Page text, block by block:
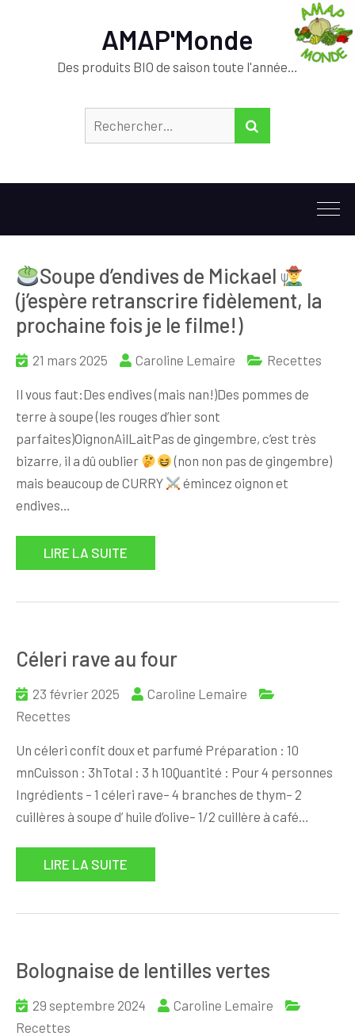
AMAP'Monde
Des produits BIO de saison toute l'année…
Soupe d’endives de Mickael
(j’espère retranscrire fidèlement, la
prochaine fois je le filme!)
21 mars 2025 Caroline Lemaire Recettes
Il vous faut:Des endives (mais nan!)Des pommes de
terre à soupe (les rouges d’hier sont
parfaites)OignonAilLaitPas de gingembre, c’est très
bizarre, il a dû oublier
(non non pas de gingembre)
mais beaucoup de CURRY
émincez oignon et
endives…
LIRE LA SUITE
Céleri rave au four
23 février 2025
Caroline Lemaire
Recettes
Un céleri confit doux et parfumé Préparation : 10
mnCuisson : 3hTotal : 3 h 10Quantité : Pour 4 personnes
Ingrédients – 1 céleri rave– 4 branches de thym– 2
cuillères à soupe d’ huile d’olive– 1/2 cuillère à café…
LIRE LA SUITE
Bolognaise de lentilles vertes
29 septembre 2024
Caroline Lemaire
Recettes